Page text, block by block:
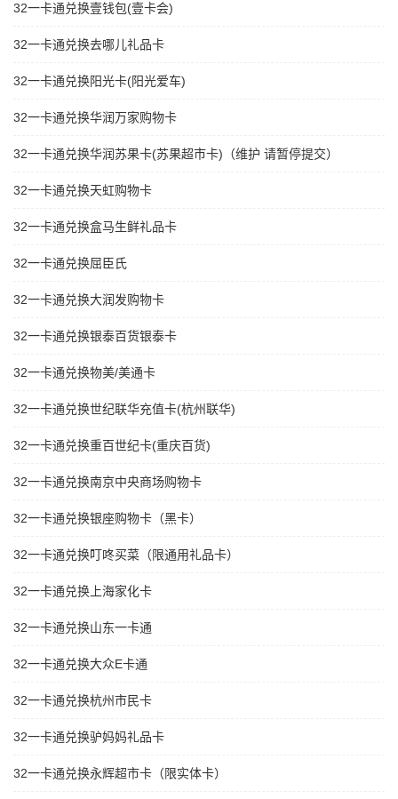
32一卡通兑换壹钱包(壹卡会)
32一卡通兑换去哪儿礼品卡
32一卡通兑换阳光卡(阳光爱车)
32一卡通兑换华润万家购物卡
32一卡通兑换华润苏果卡(苏果超市卡)（维护 请暂停提交）
32一卡通兑换天虹购物卡
32一卡通兑换盒马生鲜礼品卡
32一卡通兑换屈臣氏
32一卡通兑换大润发购物卡
32一卡通兑换银泰百货银泰卡
32一卡通兑换物美/美通卡
32一卡通兑换世纪联华充值卡(杭州联华)
32一卡通兑换重百世纪卡(重庆百货)
32一卡通兑换南京中央商场购物卡
32一卡通兑换银座购物卡（黑卡）
32一卡通兑换叮咚买菜（限通用礼品卡）
32一卡通兑换上海家化卡
32一卡通兑换山东一卡通
32一卡通兑换大众E卡通
32一卡通兑换杭州市民卡
32一卡通兑换驴妈妈礼品卡
32一卡通兑换永辉超市卡（限实体卡）